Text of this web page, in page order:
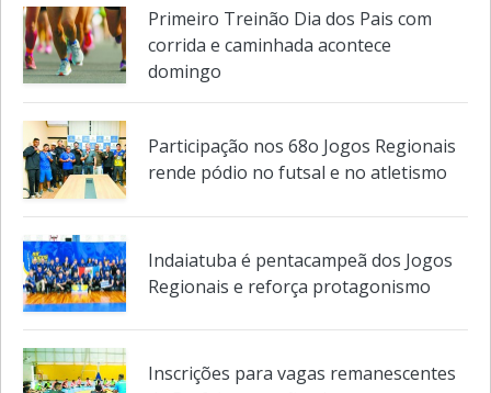
Indaiatuba
Primeiro Treinão Dia dos Pais com
domingo
Participação nos 68o Jogos Regionais
Indaiatuba é pentacampeã dos Jogos